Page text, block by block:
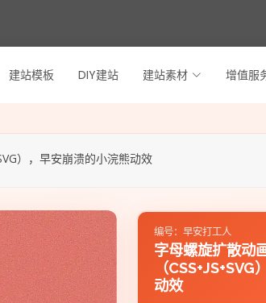
建站模板 DIY建站 建站素材 增值服
），早安崩溃的小浣熊动效
编号：早安打工人
字母螺旋扩散动
（
动效